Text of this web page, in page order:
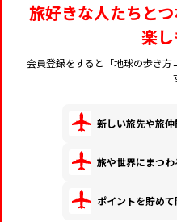
旅好きな人たちと
楽し
会員登録をすると「地球の歩き方
新しい旅先や旅仲
旅や世界にまつわ
ポイントを貯め